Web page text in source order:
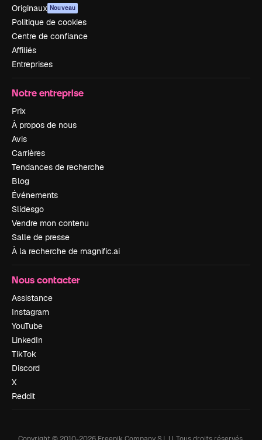
Originaux Nouveau
Politique de cookies
Centre de confiance
Affiliés
Entreprises
Notre entreprise
Prix
À propos de nous
Avis
Carrières
Tendances de recherche
Blog
Événements
Slidesgo
Vendre mon contenu
Salle de presse
À la recherche de magnific.ai
Nous contacter
Assistance
Instagram
YouTube
LinkedIn
TikTok
Discord
X
Reddit